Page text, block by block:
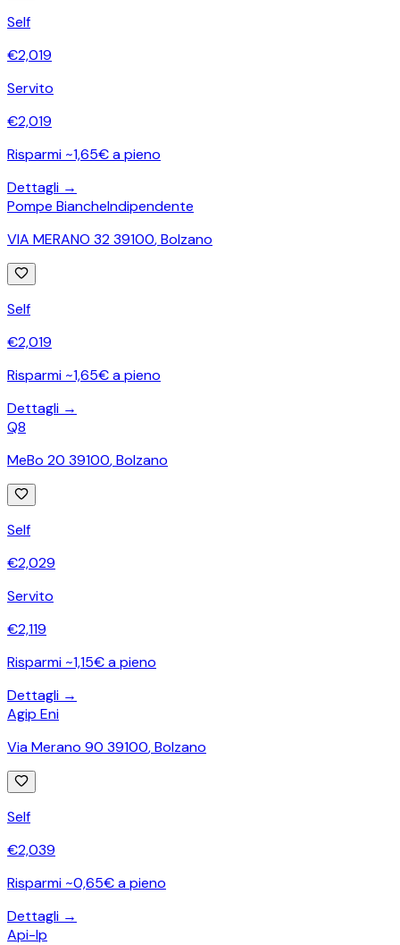
Self
€2,019
Servito
€2,019
Risparmi ~1,65€ a pieno
Dettagli →
Pompe BiancheIndipendente
VIA MERANO 32 39100,Bolzano
Self
€2,019
Risparmi ~1,65€ a pieno
Dettagli →
Q8
MeBo 20 39100,Bolzano
Self
€2,029
Servito
€2,119
Risparmi ~1,15€ a pieno
Dettagli →
Agip Eni
Via Merano 90 39100,Bolzano
Self
€2,039
Risparmi ~0,65€ a pieno
Dettagli →
Api-Ip